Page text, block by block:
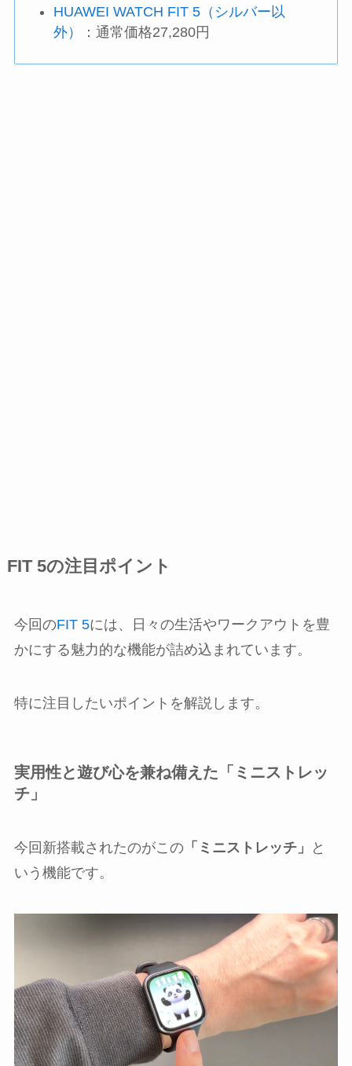
HUAWEI WATCH FIT 5（シルバー以
外）
：通常価格27,280円
FIT 5の注目ポイント
今回のFIT 5には、日々の生活やワークアウトを豊
かにする魅力的な機能が詰め込まれています。
特に注目したいポイントを解説します。
実用性と遊び心を兼ね備えた「ミニストレッ
チ」
今回新搭載されたのがこの「ミニストレッチ」
と
いう機能です。